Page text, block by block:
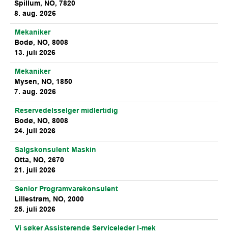
Spillum, NO, 7820
8. aug. 2026
Mekaniker
Bodø, NO, 8008
13. juli 2026
Mekaniker
Mysen, NO, 1850
7. aug. 2026
Reservedelsselger midlertidig
Bodø, NO, 8008
24. juli 2026
Salgskonsulent Maskin
Otta, NO, 2670
21. juli 2026
Senior Programvarekonsulent
Lillestrøm, NO, 2000
25. juli 2026
Vi søker Assisterende Serviceleder I-mek